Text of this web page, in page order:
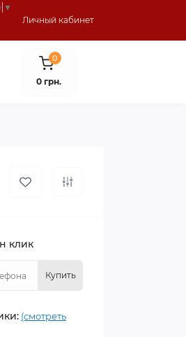
▼
Личный кабинет
0
0 грн.
клик
Купить
(смотреть